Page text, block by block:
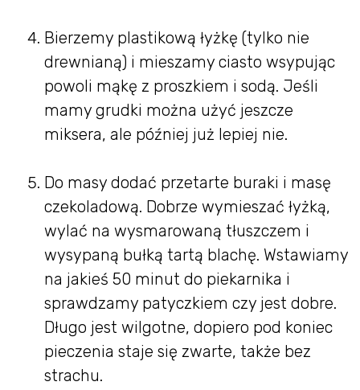
Bierzemy plastikową łyżkę (tylko nie
drewnianą) i mieszamy ciasto wsypując
powoli mąkę z proszkiem i sodą. Jeśli
mamy grudki można użyć jeszcze
miksera, ale później już lepiej nie.
Do masy dodać przetarte buraki i masę
czekoladową. Dobrze wymieszać łyżką,
wylać na wysmarowaną tłuszczem i
wysypaną bułką tartą blachę. Wstawiamy
na jakieś 50 minut do piekarnika i
sprawdzamy patyczkiem czy jest dobre.
Długo jest wilgotne, dopiero pod koniec
pieczenia staje się zwarte, także bez
strachu.